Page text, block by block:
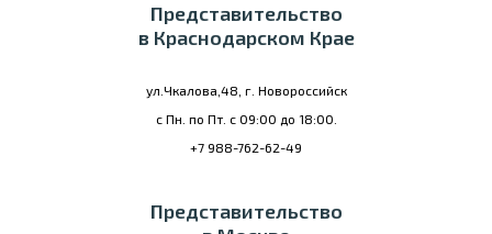
Представительство
в Краснодарском Крае
ул.Чкалова,48, г. Новороссийск
с Пн. по Пт. с 09:00 до 18:00.
+7 988-762-62-49
Представительство